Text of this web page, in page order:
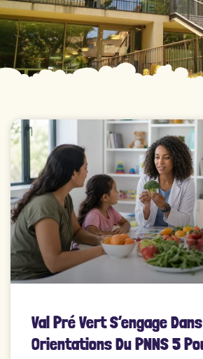
Val Pré Vert S’engage
Orientations Du PNNS 5